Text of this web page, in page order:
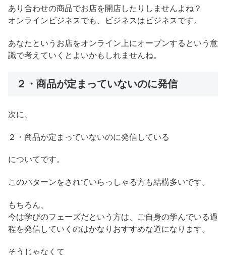
あり合わせの商品でお店を開店したりしませんよね？
オンラインビジネスでも、ビジネスはビジネスです。
あなたというお店をオンライン上にオープンするという意
識で考えていくとよいかもしれませんね。
２・商品が定まっていないのに発信
次に、
２・商品が定まっていないのに発信している
についてです。
このパターンをされていらっしゃる方も結構多いです。
もちろん、
今は学びのフェーズだという方は、ご自身の学んでいる過
程を発信していくのはかなりおすすめな道になります。
そうじゃなくて